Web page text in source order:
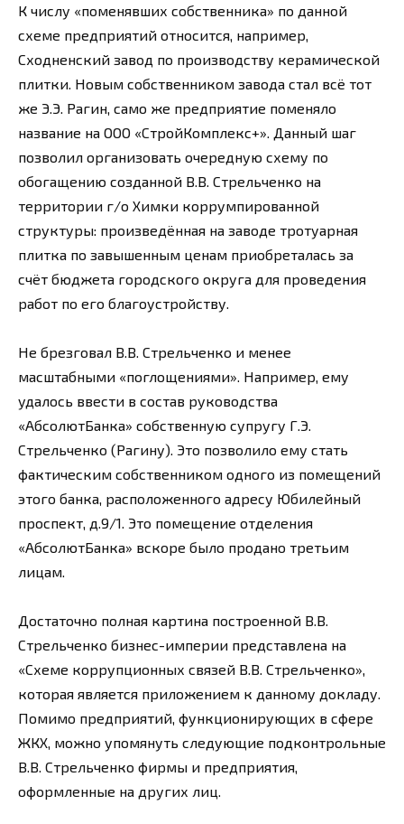
К числу «поменявших собственника» по данной
схеме предприятий относится, например,
Сходненский завод по производству керамической
плитки. Новым собственником завода стал всё тот
же Э.Э. Рагин, само же предприятие поменяло
название на ООО «СтройКомплекс+». Данный шаг
позволил организовать очередную схему по
обогащению созданной В.В. Стрельченко на
территории г/о Химки коррумпированной
структуры: произведённая на заводе тротуарная
плитка по завышенным ценам приобреталась за
счёт бюджета городского округа для проведения
работ по его благоустройству.
Не брезговал В.В. Стрельченко и менее
масштабными «поглощениями». Например, ему
удалось ввести в состав руководства
«АбсолютБанка» собственную супругу Г.Э.
Стрельченко (Рагину). Это позволило ему стать
фактическим собственником одного из помещений
этого банка, расположенного адресу Юбилейный
проспект, д.9/1. Это помещение отделения
«АбсолютБанка» вскоре было продано третьим
лицам.
Достаточно полная картина построенной В.В.
Стрельченко бизнес-империи представлена на
«Схеме коррупционных связей В.В. Стрельченко»,
которая является приложением к данному докладу.
Помимо предприятий, функционирующих в сфере
ЖКХ, можно упомянуть следующие подконтрольные
В.В. Стрельченко фирмы и предприятия,
оформленные на других лиц.